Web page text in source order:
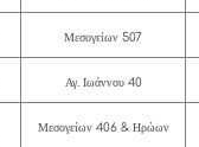
Μεσογείων 507
Αγ. Ιωάννου 40
Μεσογείων 406 & Ηρώων